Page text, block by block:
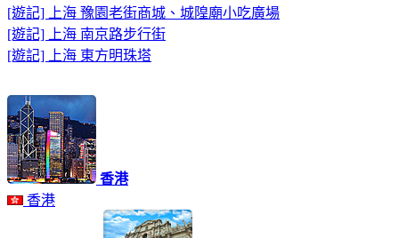
[遊記] 上海 豫園老街商城、城隍廟小吃廣場
[遊記] 上海 南京路步行街
[遊記] 上海 東方明珠塔
香港
香港